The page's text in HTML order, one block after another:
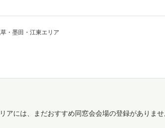
草・墨田・江東エリア
アには、まだおすすめ同窓会会場の登録がありませ